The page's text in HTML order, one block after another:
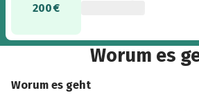
200 €
Worum es
Worum es geht